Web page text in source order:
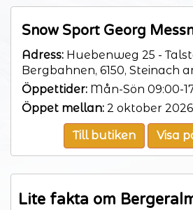
Snow Sport Georg
Adress: Huebenweg 25 -
Bergbahnen, 6150, Steinach
Öppettider: Mån-Sön 09:00-
Öppet mellan: 2 oktober
Till butiken Visa
Lite fakta om